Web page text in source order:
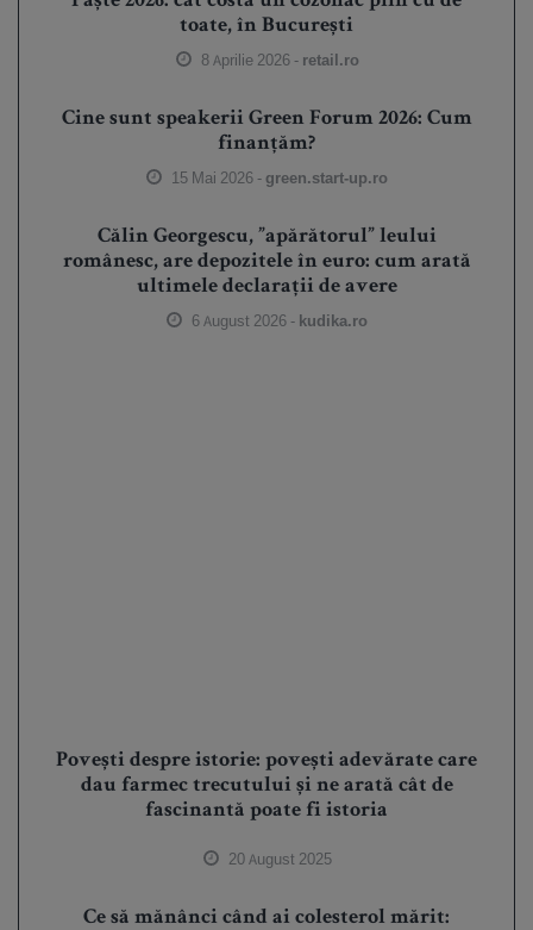
toate, în București
8 Aprilie 2026 - retail.ro
Cine sunt speakerii Green Forum 2026: Cum
finanțăm?
15 Mai 2026 - green.start-up.ro
Călin Georgescu, ”apărătorul” leului
românesc, are depozitele în euro: cum arată
ultimele declarații de avere
6 August 2026 - kudika.ro
Povești despre istorie: povești adevărate care
dau farmec trecutului și ne arată cât de
fascinantă poate fi istoria
20 August 2025
Ce să mănânci când ai colesterol mărit: